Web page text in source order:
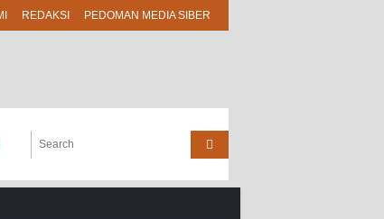
REDAKSI PEDOMAN MEDIA SIBER